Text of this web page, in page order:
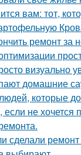
вам: тот,
ремонт за
визуально
домашние
которые
не хочется
сделали